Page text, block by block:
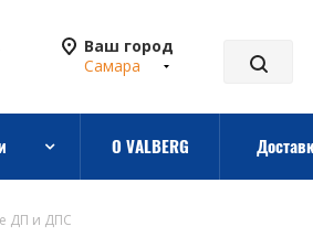
Ваш город
Самара
О VALBERG
ДП и ДПС